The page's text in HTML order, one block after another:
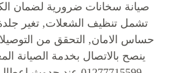
صيانة سخانات ضرورية لضمان
تشمل تنظيف الشعلات, تغير
حساس الامان, التحقق من
ينصح بالاتصال بخدمة الصيانة